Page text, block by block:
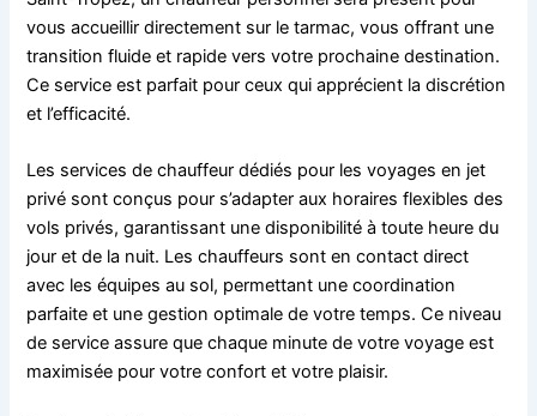
vous accueillir directement sur le tarmac, vous offrant une
transition fluide et rapide vers votre prochaine destination.
Ce service est parfait pour ceux qui apprécient la discrétion
et l’efficacité.
Les services de chauffeur dédiés pour les voyages en jet
privé sont conçus pour s’adapter aux horaires flexibles des
vols privés, garantissant une disponibilité à toute heure du
jour et de la nuit. Les chauffeurs sont en contact direct
avec les équipes au sol, permettant une coordination
parfaite et une gestion optimale de votre temps. Ce niveau
de service assure que chaque minute de votre voyage est
maximisée pour votre confort et votre plaisir.